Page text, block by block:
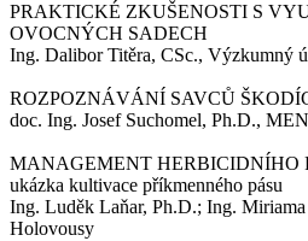
PRAKTICKÉ ZKUŠENOSTI S
OVOCNÝCH SADECH
Ing. Dalibor Titěra, CSc., Výzkumný
ROZPOZNÁVÁNÍ SAVCŮ
doc. Ing. Josef Suchomel, Ph.D.,
MANAGEMENT HERBICIDNÍHO
ukázka kultivace příkmenného pásu
Ing. Luděk Laňar, Ph.D.; Ing.
Holovousy